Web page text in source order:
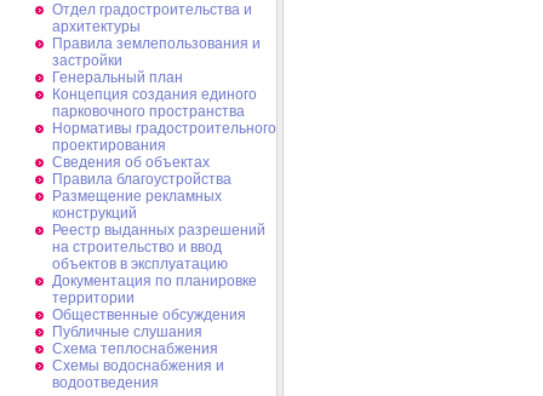
Отдел градостроительства и
архитектуры
Правила землепользования и
застройки
Генеральный план
Концепция создания единого
парковочного пространства
Нормативы градостроительного
проектирования
Сведения об объектах
Правила благоустройства
Размещение рекламных
конструкций
Реестр выданных разрешений
на строительство и ввод
объектов в эксплуатацию
Документация по планировке
территории
Общественные обсуждения
Публичные слушания
Схема теплоснабжения
Схемы водоснабжения и
водоотведения